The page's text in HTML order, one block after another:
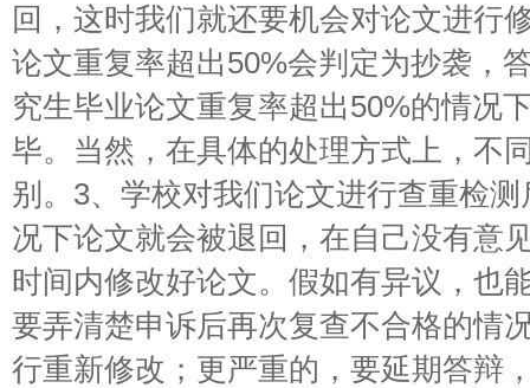
回，这时我们就还要机会对论文进行
论文重复率超出50%会判定为抄袭，
究生毕业论文重复率超出50%的情况
毕。当然，在具体的处理方式上，不
别。3、学校对我们论文进行查重检
况下论文就会被退回，在自己没有意
时间内修改好论文。假如有异议，也
要弄清楚申诉后再次复查不合格的情
行重新修改；更严重的，要延期答辩